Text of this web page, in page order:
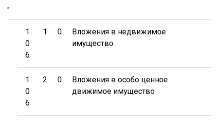
"
1
0
6
1 0
Вложения в недвижимое
имущество
1
0
6
2 0
Вложения в особо ценное
движимое имущество